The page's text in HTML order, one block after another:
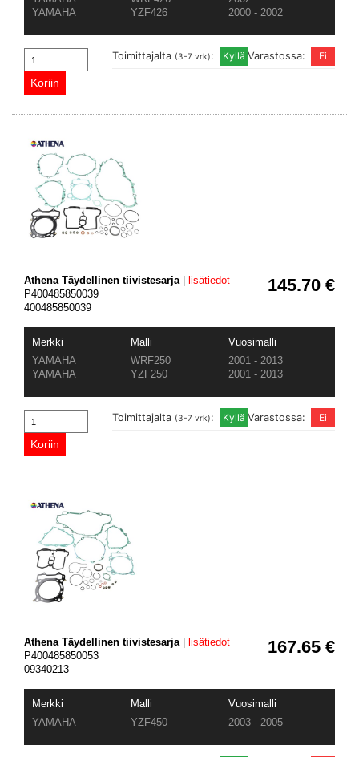
YAMAHA
YZF426 2000 - 2002
Varastossa:
Toimittajalta (3-7 vrk):
145.70 €
Athena Täydellinen tiivistesarja|
lisätiedot
P400485850039
400485850039
Merkki Malli
Vuosimalli
YAMAHA
WRF250
2001 - 2013
YAMAHA
YZF250 2001 - 2013
Varastossa:
Toimittajalta (3-7 vrk):
167.65 €
Athena Täydellinen tiivistesarja|
lisätiedot
P400485850053
09340213
Merkki Malli
Vuosimalli
YAMAHA
YZF450 2003 - 2005